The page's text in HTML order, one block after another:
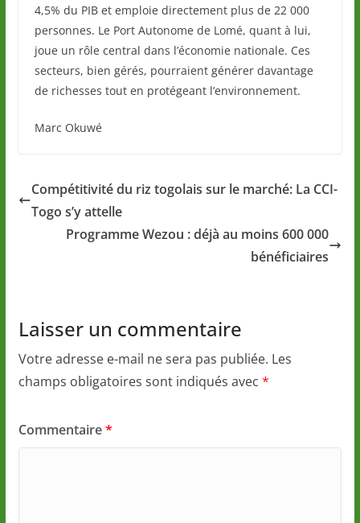
4,5% du PIB et emploie directement plus de 22 000
personnes. Le Port Autonome de Lomé, quant à lui,
joue un rôle central dans l’économie nationale. Ces
secteurs, bien gérés, pourraient générer davantage
de richesses tout en protégeant l’environnement.
Marc Okuwé
Compétitivité du riz togolais sur le marché: La CCI-
Togo s’y attelle
Programme Wezou : déjà au moins 600 000
bénéficiaires
Laisser un commentaire
Votre adresse e-mail ne sera pas publiée. Les
champs obligatoires sont indiqués avec *
Commentaire*